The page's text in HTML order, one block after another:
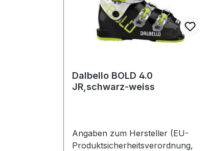
Dalbello BOLD 4.0
JR,schwarz-weiss
Angaben zum Hersteller (EU-
Produktsicherheitsverordnung,